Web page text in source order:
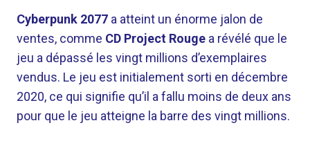
Cyberpunk 2077 a atteint un énorme jalon de
ventes, comme CD Project Rouge a révélé que le
jeu a dépassé les vingt millions d’exemplaires
vendus. Le jeu est initialement sorti en décembre
2020, ce qui signifie qu’il a fallu moins de deux ans
pour que le jeu atteigne la barre des vingt millions.